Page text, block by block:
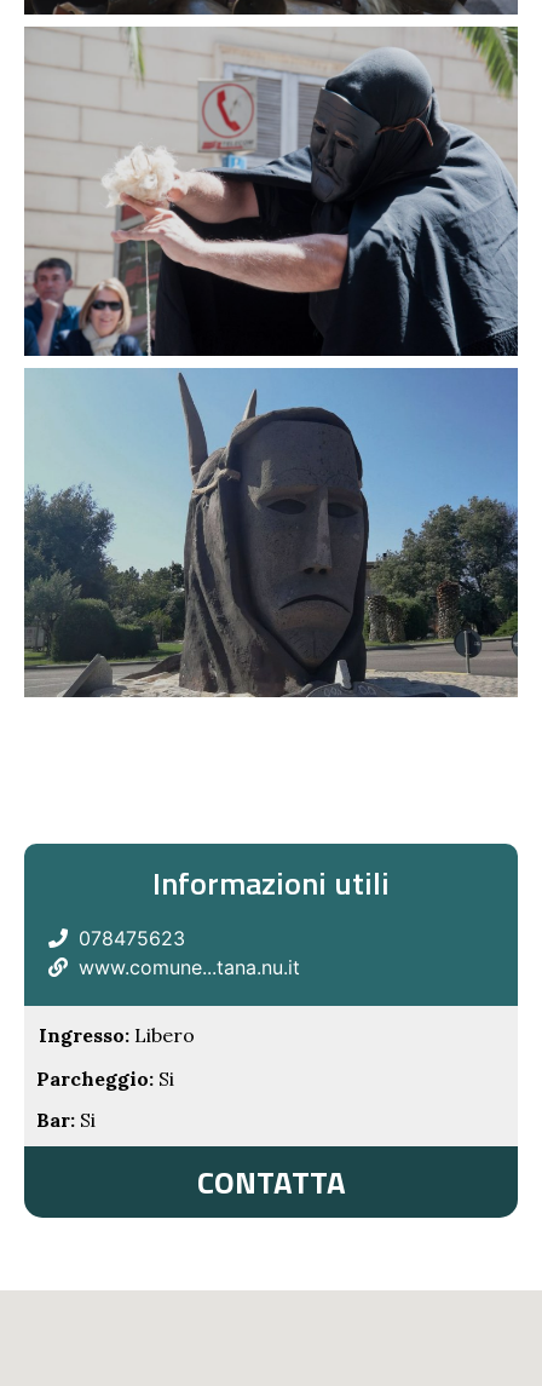
Informazioni utili
078475623
www.comune...tana.nu.it
Ingresso: Libero
Parcheggio: Si
Bar: Si
CONTATTA